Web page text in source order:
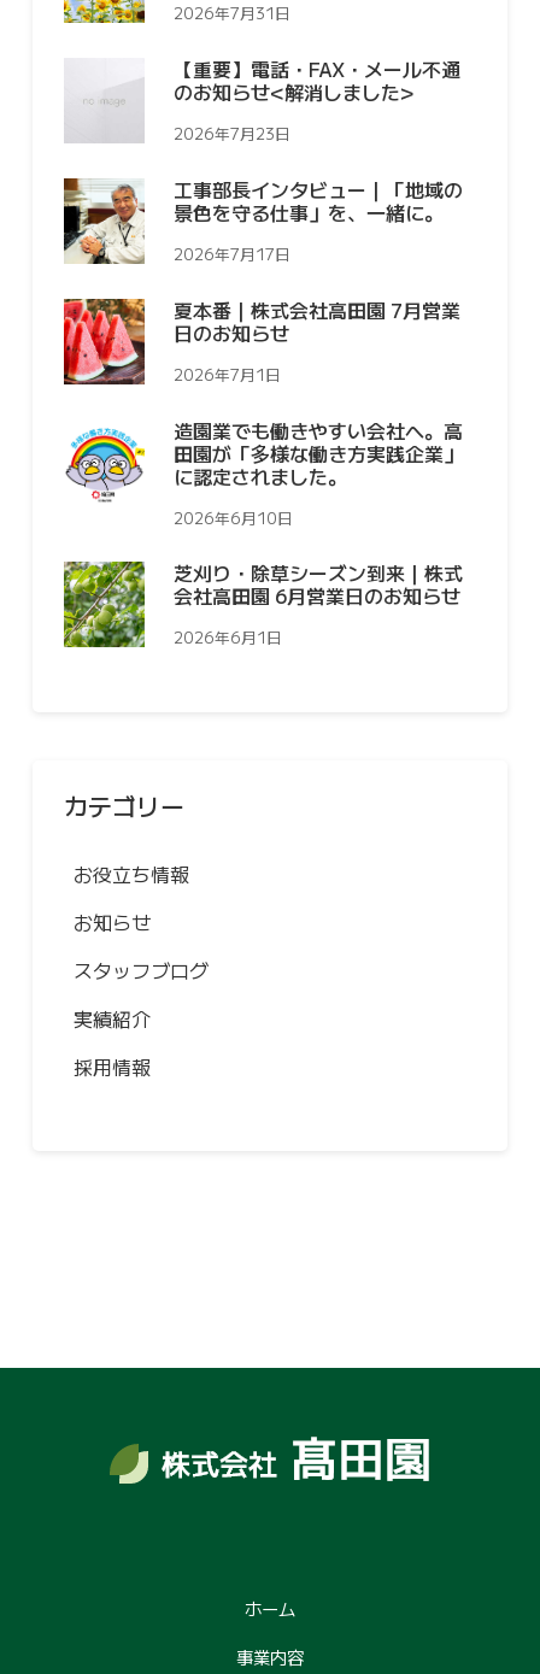
2026年7月31日
【重要】電話・FAX・メール不通
のお知らせ<解消しました>
2026年7月23日
工事部長インタビュー｜「地域の
景色を守る仕事」を、一緒に。
2026年7月17日
夏本番｜株式会社高田園 7月営業
日のお知らせ
2026年7月1日
造園業でも働きやすい会社へ。高
田園が「多様な働き方実践企業」
に認定されました。
2026年6月10日
芝刈り・除草シーズン到来｜株式
会社高田園 6月営業日のお知らせ
2026年6月1日
カテゴリー
お役立ち情報
お知らせ
スタッフブログ
実績紹介
採用情報
ホーム
事業内容